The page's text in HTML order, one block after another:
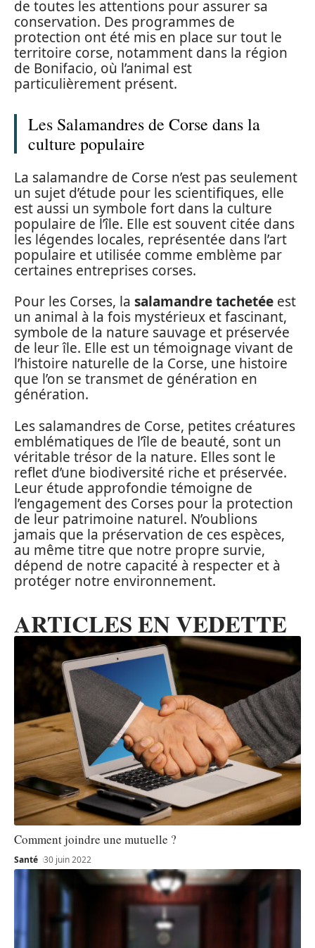
de toutes les attentions pour assurer sa
conservation. Des programmes de
protection ont été mis en place sur tout le
territoire corse, notamment dans la région
de Bonifacio, où l’animal est
particulièrement présent.
Les Salamandres de Corse dans la
culture populaire
La salamandre de Corse n’est pas seulement
un sujet d’étude pour les scientifiques, elle
est aussi un symbole fort dans la culture
populaire de l’île. Elle est souvent citée dans
les légendes locales, représentée dans l’art
populaire et utilisée comme emblème par
certaines entreprises corses.
Pour les Corses, la salamandre tachetée est
un animal à la fois mystérieux et fascinant,
symbole de la nature sauvage et préservée
de leur île. Elle est un témoignage vivant de
l’histoire naturelle de la Corse, une histoire
que l’on se transmet de génération en
génération.
Les salamandres de Corse, petites créatures
emblématiques de l’île de beauté, sont un
véritable trésor de la nature. Elles sont le
reflet d’une biodiversité riche et préservée.
Leur étude approfondie témoigne de
l’engagement des Corses pour la protection
de leur patrimoine naturel. N’oublions
jamais que la préservation de ces espèces,
au même titre que notre propre survie,
dépend de notre capacité à respecter et à
protéger notre environnement.
ARTICLES EN VEDETTE
Comment joindre une mutuelle ?
Santé 30 juin 2022